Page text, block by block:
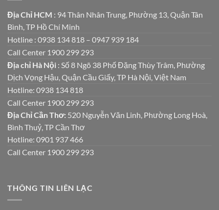
Địa Chỉ HCM : 94 Thân Nhân Trung, Phường 13, Quận Tân
Bình, TP Hồ Chí Minh
Hotline : 0938 134 818 – 0947 939 184
Call Center 1900 299 293
Địa chỉ Hà Nội : Số 8 Ngõ 38 Phố Đặng Thùy Trâm, Phường
Dịch Vọng Hậu, Quận Cầu Giấy, TP Hà Nội, Việt Nam
Hotline: 0938 134 818
Call Center 1900 299 293
Địa Chỉ Cần Thơ: 520 Nguyễn Văn Linh, Phường Long Hoà,
Bình Thuỷ, TP Cần Thơ
Hotline: 0901 937 466
Call Center 1900 299 293
THÔNG TIN LIÊN LẠC